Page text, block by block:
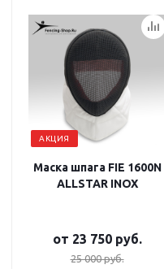
АКЦИЯ
Маска шпага FIE 1600N
ALLSTAR INOX
от 23 750 руб.
25 000 руб.